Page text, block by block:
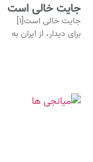
جایت خالی است
برای دیدار، از ایران به